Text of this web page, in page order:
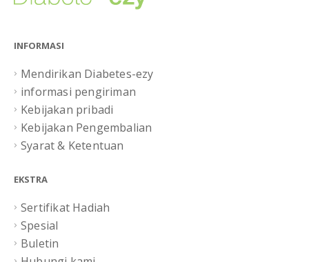
INFORMASI
Mendirikan Diabetes-ezy
informasi pengiriman
Kebijakan pribadi
Kebijakan Pengembalian
Syarat & Ketentuan
EKSTRA
Sertifikat Hadiah
Spesial
Buletin